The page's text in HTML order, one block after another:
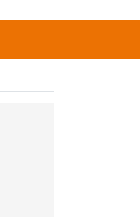
Search